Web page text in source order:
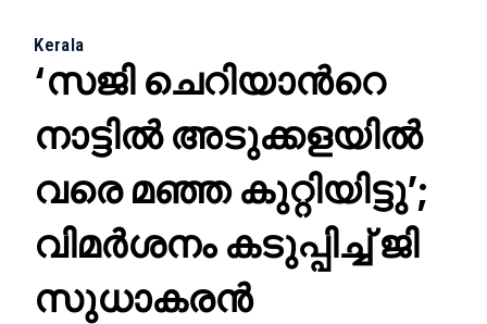
Kerala
‘സജി ചെറിയാൻറെ
നാട്ടിൽ അടുക്കളയിൽ
വരെ മഞ്ഞ കുറ്റിയിട്ടു’;
വിമർശനം കടുപ്പിച്ച് ജി
സുധാകരൻ